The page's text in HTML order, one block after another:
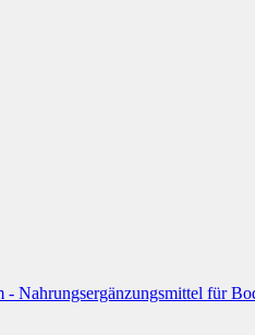
- Nahrungsergänzungsmittel für